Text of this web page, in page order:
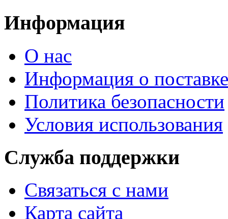
Информация
О нас
Информация о поставке
Политика безопасности
Условия использования
Служба поддержки
Связаться с нами
Карта сайта